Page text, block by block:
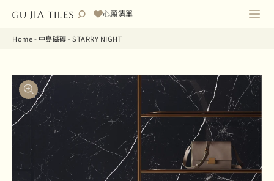
心願清單
Home- 中島磁磚-STARRY NIGHT